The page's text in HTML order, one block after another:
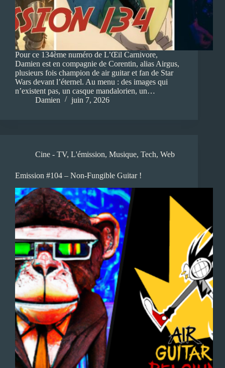
Pour ce 134ème numéro de L’Œil Carnivore,
Damien est en compagnie de Corentin, alias Airgus,
plusieurs fois champion de air guitar et fan de Star
Wars devant l’éternel. Au menu : des images qui
n’existent pas, un casque mandalorien, un…
Damien
juin 7, 2026
Cine - TV, L'émission, Musique, Tech, Web
Emission #104 – Non-Fungible Guitar !